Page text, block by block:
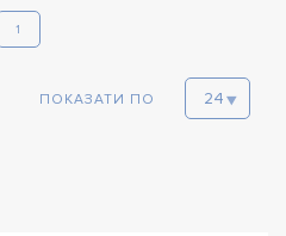
1
ПОКАЗАТИ ПО